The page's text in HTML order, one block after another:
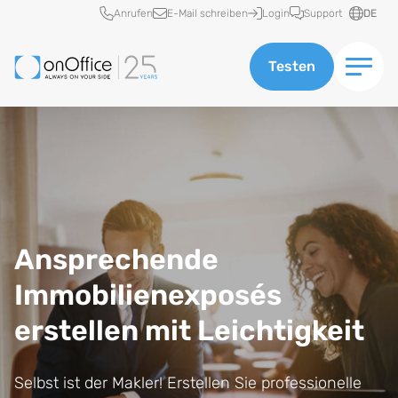
Schnellzugriff
Anrufen E-Mail schreiben Login Support DE
Testen
Ansprechende
Immobilienexposés
erstellen mit Leichtigkeit
Selbst ist der Makler! Erstellen Sie professionelle